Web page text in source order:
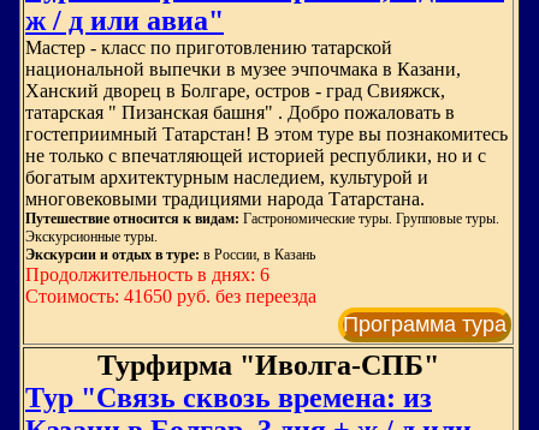
ж / д или авиа"
Мастер - класс по приготовлению татарской
национальной выпечки в музее эчпочмака в Казани,
Ханский дворец в Болгаре, остров - град Свияжск,
татарская " Пизанская башня" . Добро пожаловать в
гостеприимный Татарстан! В этом туре вы познакомитесь
не только с впечатляющей историей республики, но и с
богатым архитектурным наследием, культурой и
многовековыми традициями народа Татарстана.
Путешествие относится к видам: Гастрономические туры. Групповые туры.
Экскурсионные туры.
Экскурсии и отдых в туре: в России, в Казань
Продолжительность в днях: 6
Стоимость: 41650 руб. без переезда
Программа тура
Турфирма "Иволга-СПБ"
Тур "Связь сквозь времена: из